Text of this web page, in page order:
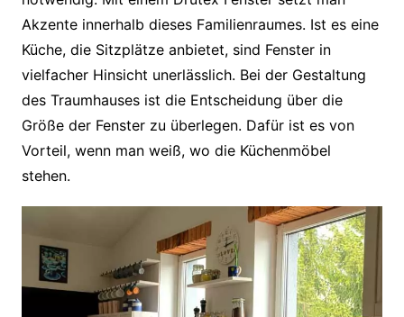
Akzente innerhalb dieses Familienraumes. Ist es eine
Küche, die Sitzplätze anbietet, sind Fenster in
vielfacher Hinsicht unerlässlich. Bei der Gestaltung
des Traumhauses ist die Entscheidung über die
Größe der Fenster zu überlegen. Dafür ist es von
Vorteil, wenn man weiß, wo die Küchenmöbel
stehen.